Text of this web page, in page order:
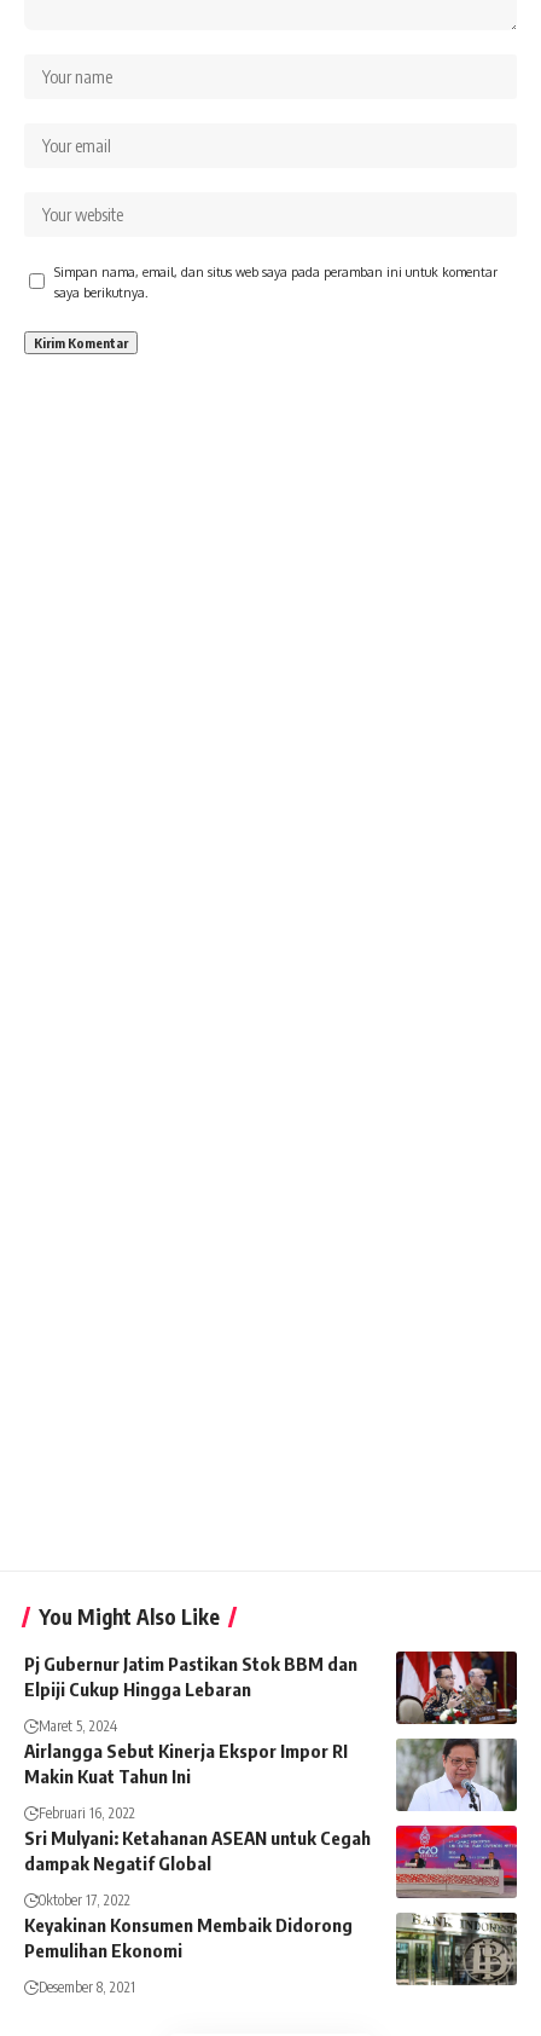
Simpan nama, email, dan situs web saya pada peramban ini untuk komentar
saya berikutnya.
You Might Also Like
Pj Gubernur Jatim Pastikan Stok BBM dan
Elpiji Cukup Hingga Lebaran
Maret 5, 2024
Airlangga Sebut Kinerja Ekspor Impor RI
Makin Kuat Tahun Ini
Februari 16, 2022
Sri Mulyani: Ketahanan ASEAN untuk Cegah
dampak Negatif Global
Oktober 17, 2022
Keyakinan Konsumen Membaik Didorong
Pemulihan Ekonomi
Desember 8, 2021